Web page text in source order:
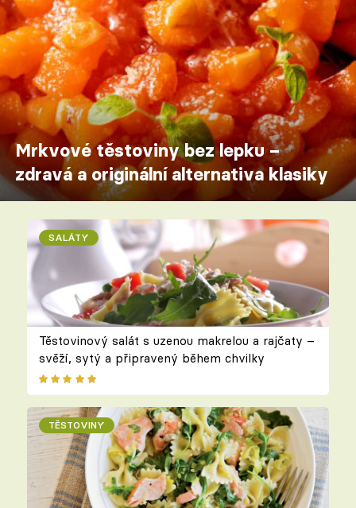
Mrkvové těstoviny bez lepku –
zdravá a originální alternativa klasiky
SALÁTY
Těstovinový salát s uzenou makrelou a rajčaty –
svěží, sytý a připravený během chvilky
TĚSTOVINY